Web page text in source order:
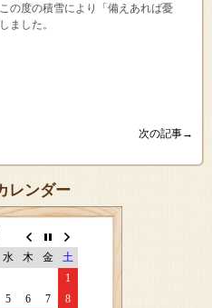
の度の積雪により「備えあれば憂
ました。
次の記事→
レンダー
水 木 金
土
1
5 6 7
8